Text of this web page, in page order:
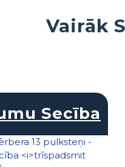
Vairāk
Secība